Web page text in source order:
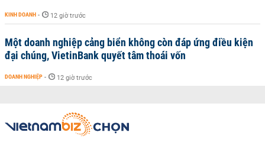
KINH DOANH - 12 giờ trước
Một doanh nghiệp cảng biển không còn đáp ứng điều kiện
đại chúng, VietinBank quyết tâm thoái vốn
DOANH NGHIỆP - 12 giờ trước